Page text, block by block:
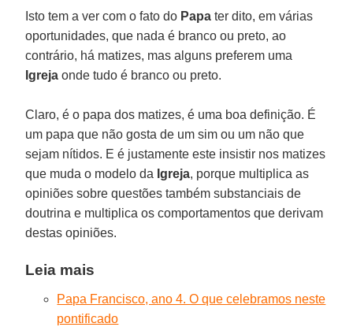
Isto tem a ver com o fato do Papa ter dito, em várias
oportunidades, que nada é branco ou preto, ao
contrário, há matizes, mas alguns preferem uma
Igreja onde tudo é branco ou preto.
Claro, é o papa dos matizes, é uma boa definição. É
um papa que não gosta de um sim ou um não que
sejam nítidos. E é justamente este insistir nos matizes
que muda o modelo da Igreja, porque multiplica as
opiniões sobre questões também substanciais de
doutrina e multiplica os comportamentos que derivam
destas opiniões.
Leia mais
Papa Francisco, ano 4. O que celebramos neste
pontificado